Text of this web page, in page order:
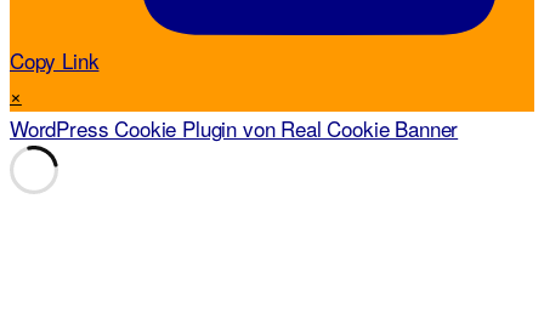
Copy Link
×
WordPress Cookie Plugin von Real Cookie Banner